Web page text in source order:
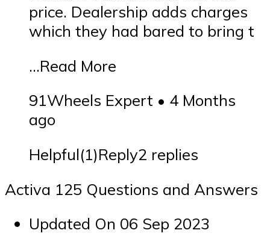
price. Dealership adds charges
which they had bared to bring t
…Read More
91Wheels Expert • 4 Months
ago
Helpful(1)Reply2 replies
Activa 125 Questions and Answers
Updated On 06 Sep 2023